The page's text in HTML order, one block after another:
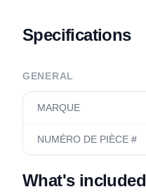
Specifications
GENERAL
MARQUE
NUMÉRO DE PIÈCE #
What's included